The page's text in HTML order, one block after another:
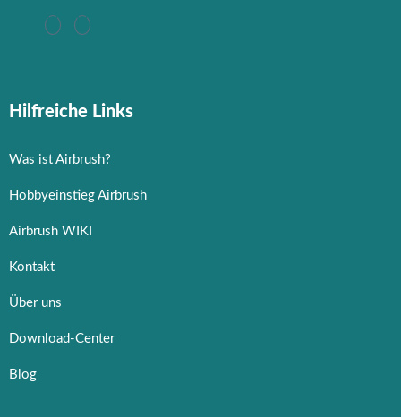
Hilfreiche Links
Was ist Airbrush?
Hobbyeinstieg Airbrush
Airbrush WIKI
Kontakt
Über uns
Download-Center
Blog